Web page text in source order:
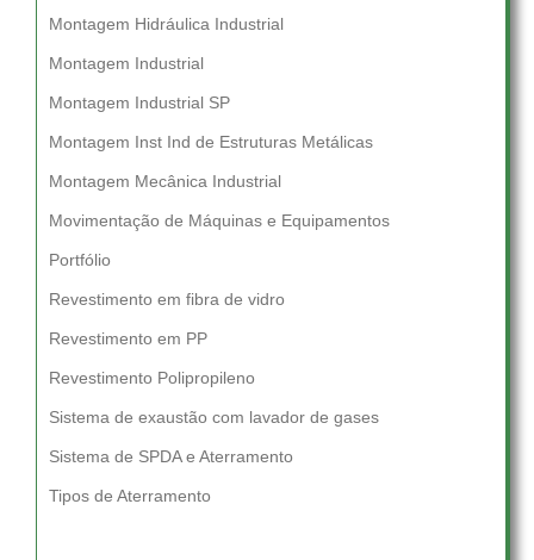
Montagem Hidráulica Industrial
Montagem Industrial
Montagem Industrial SP
Montagem Inst Ind de Estruturas Metálicas
Montagem Mecânica Industrial
Movimentação de Máquinas e Equipamentos
Portfólio
Revestimento em fibra de vidro
Revestimento em PP
Revestimento Polipropileno
Sistema de exaustão com lavador de gases
Sistema de SPDA e Aterramento
Tipos de Aterramento